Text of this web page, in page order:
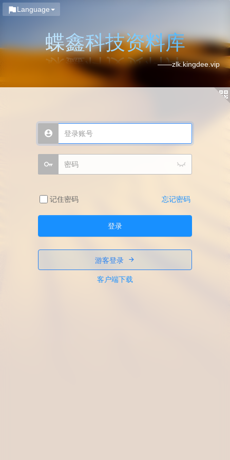
蝶鑫科技资料库
——zlk.kingdee.vip
Language
记住密码 忘记密码
登录
游客登录
客户端下载